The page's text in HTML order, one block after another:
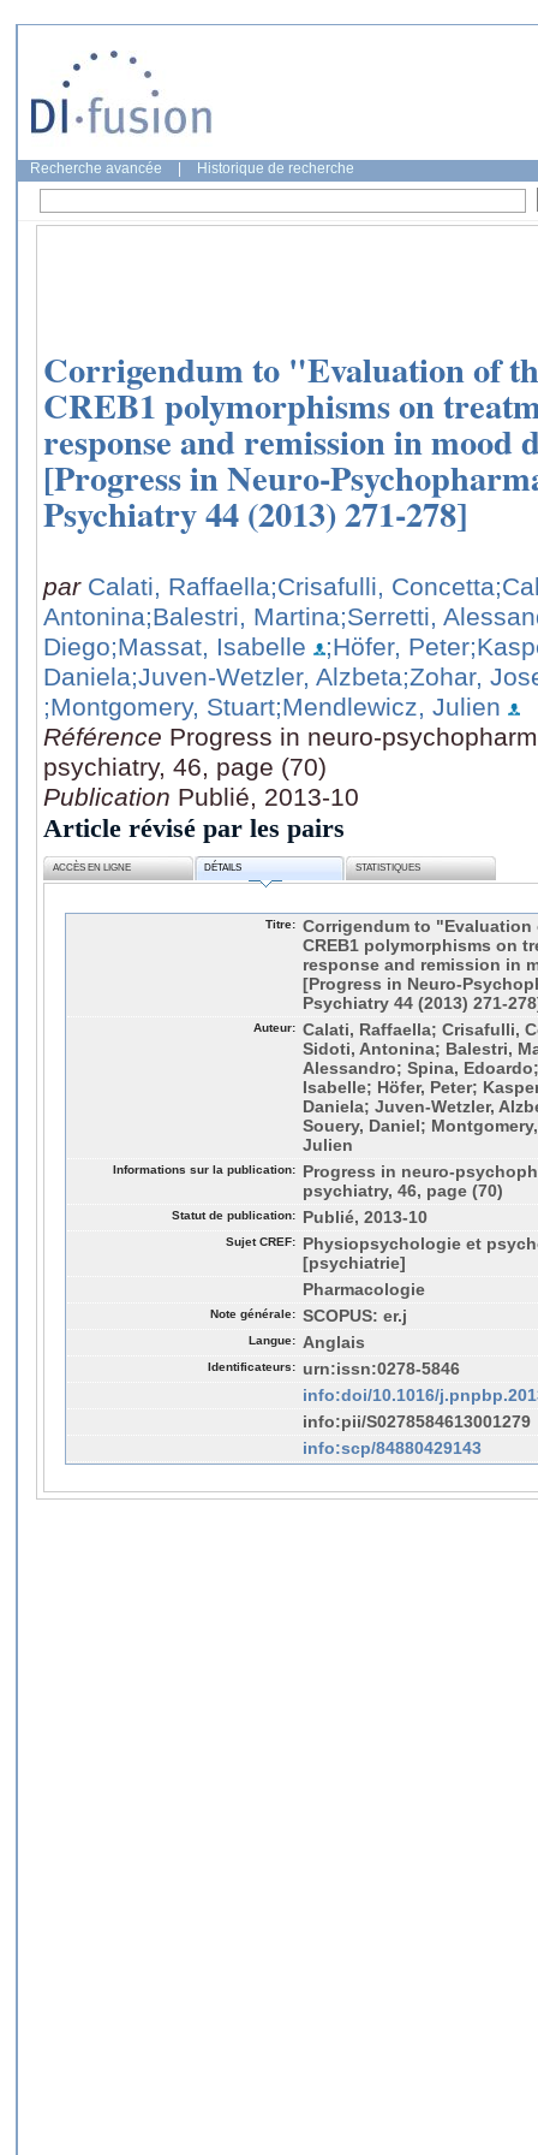
Recherche avancée Historique de recherche
Corrigendum to "Evaluation of
CREB1 polymorphisms on
response and remission in mood
[Progress in Neuro-
Psychiatry 44 (2013) 271-278]
par Calati, Raffaella;Crisafulli, Concetta
Antonina;Balestri, Martina;Serretti,
Diego;Massat, Isabelle ;Höfer, Peter
Daniela;Juven-Wetzler, Alzbeta;Zohar,
;Montgomery, Stuart;Mendlewicz, Julien
Référence Progress in neuro-
psychiatry, 46, page (70)
Publication Publié, 2013-10
Article révisé par les pairs
ACCÈS EN LIGNE DÉTAILS STATISTIQUES
Titre: Corrigendum to "Evaluation
CREB1 polymorphisms on
response and remission in
[Progress in Neuro-
Psychiatry 44 (2013) 271-
Auteur: Calati, Raffaella; Crisafulli,
Sidoti, Antonina; Balestri,
Alessandro; Spina,
Isabelle; Höfer, Peter;
Daniela; Juven-Wetzler,
Souery, Daniel;
Julien
Informations sur la publication:
Progress in neuro-
psychiatry, 46, page (70)
Statut de publication: Publié, 2013-10
Sujet CREF:
Physiopsychologie et
[psychiatrie]
Pharmacologie
Note générale: SCOPUS: er.j
Langue: Anglais
Identificateurs:
urn:issn:0278-5846
info:doi/10.1016/
info:pii/S0278584613001279
info:scp/84880429143